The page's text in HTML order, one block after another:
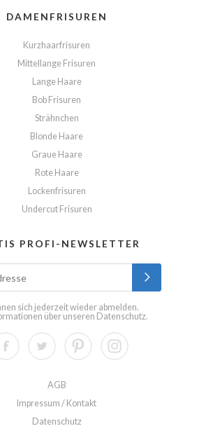
DAMENFRISUREN
Kurzhaarfrisuren
Mittellange Frisuren
Lange Haare
Bob Frisuren
Strähnchen
Blonde Haare
Graue Haare
Rote Haare
Lockenfrisuren
Undercut Frisuren
PROFI-NEWSLETTER
sich jederzeit wieder abmelden.
über unseren Datenschutz.
AGB
Impressum / Kontakt
Datenschutz